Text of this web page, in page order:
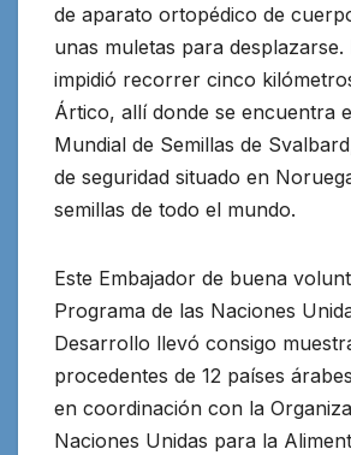
de aparato ortopédico de
unas muletas para
impidió recorrer cinco
Ártico, allí donde se encuentra
Mundial de Semillas de
de seguridad situado en
semillas de todo el mundo.
Este Embajador de buena
Programa de las Naciones
Desarrollo llevó consigo
procedentes de 12 países
en coordinación con la
Naciones Unidas para la